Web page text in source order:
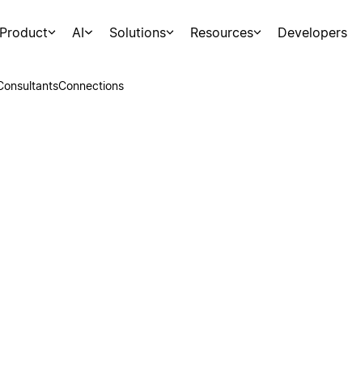
Product AI Solutions Resources Developers
Connections